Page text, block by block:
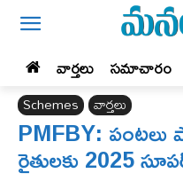
వార్తలు సమాచారం
Schemes వార్తలు
PMFBY: పంటలు
రైతులకు 2025